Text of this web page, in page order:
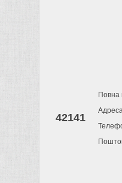
42141
Повна